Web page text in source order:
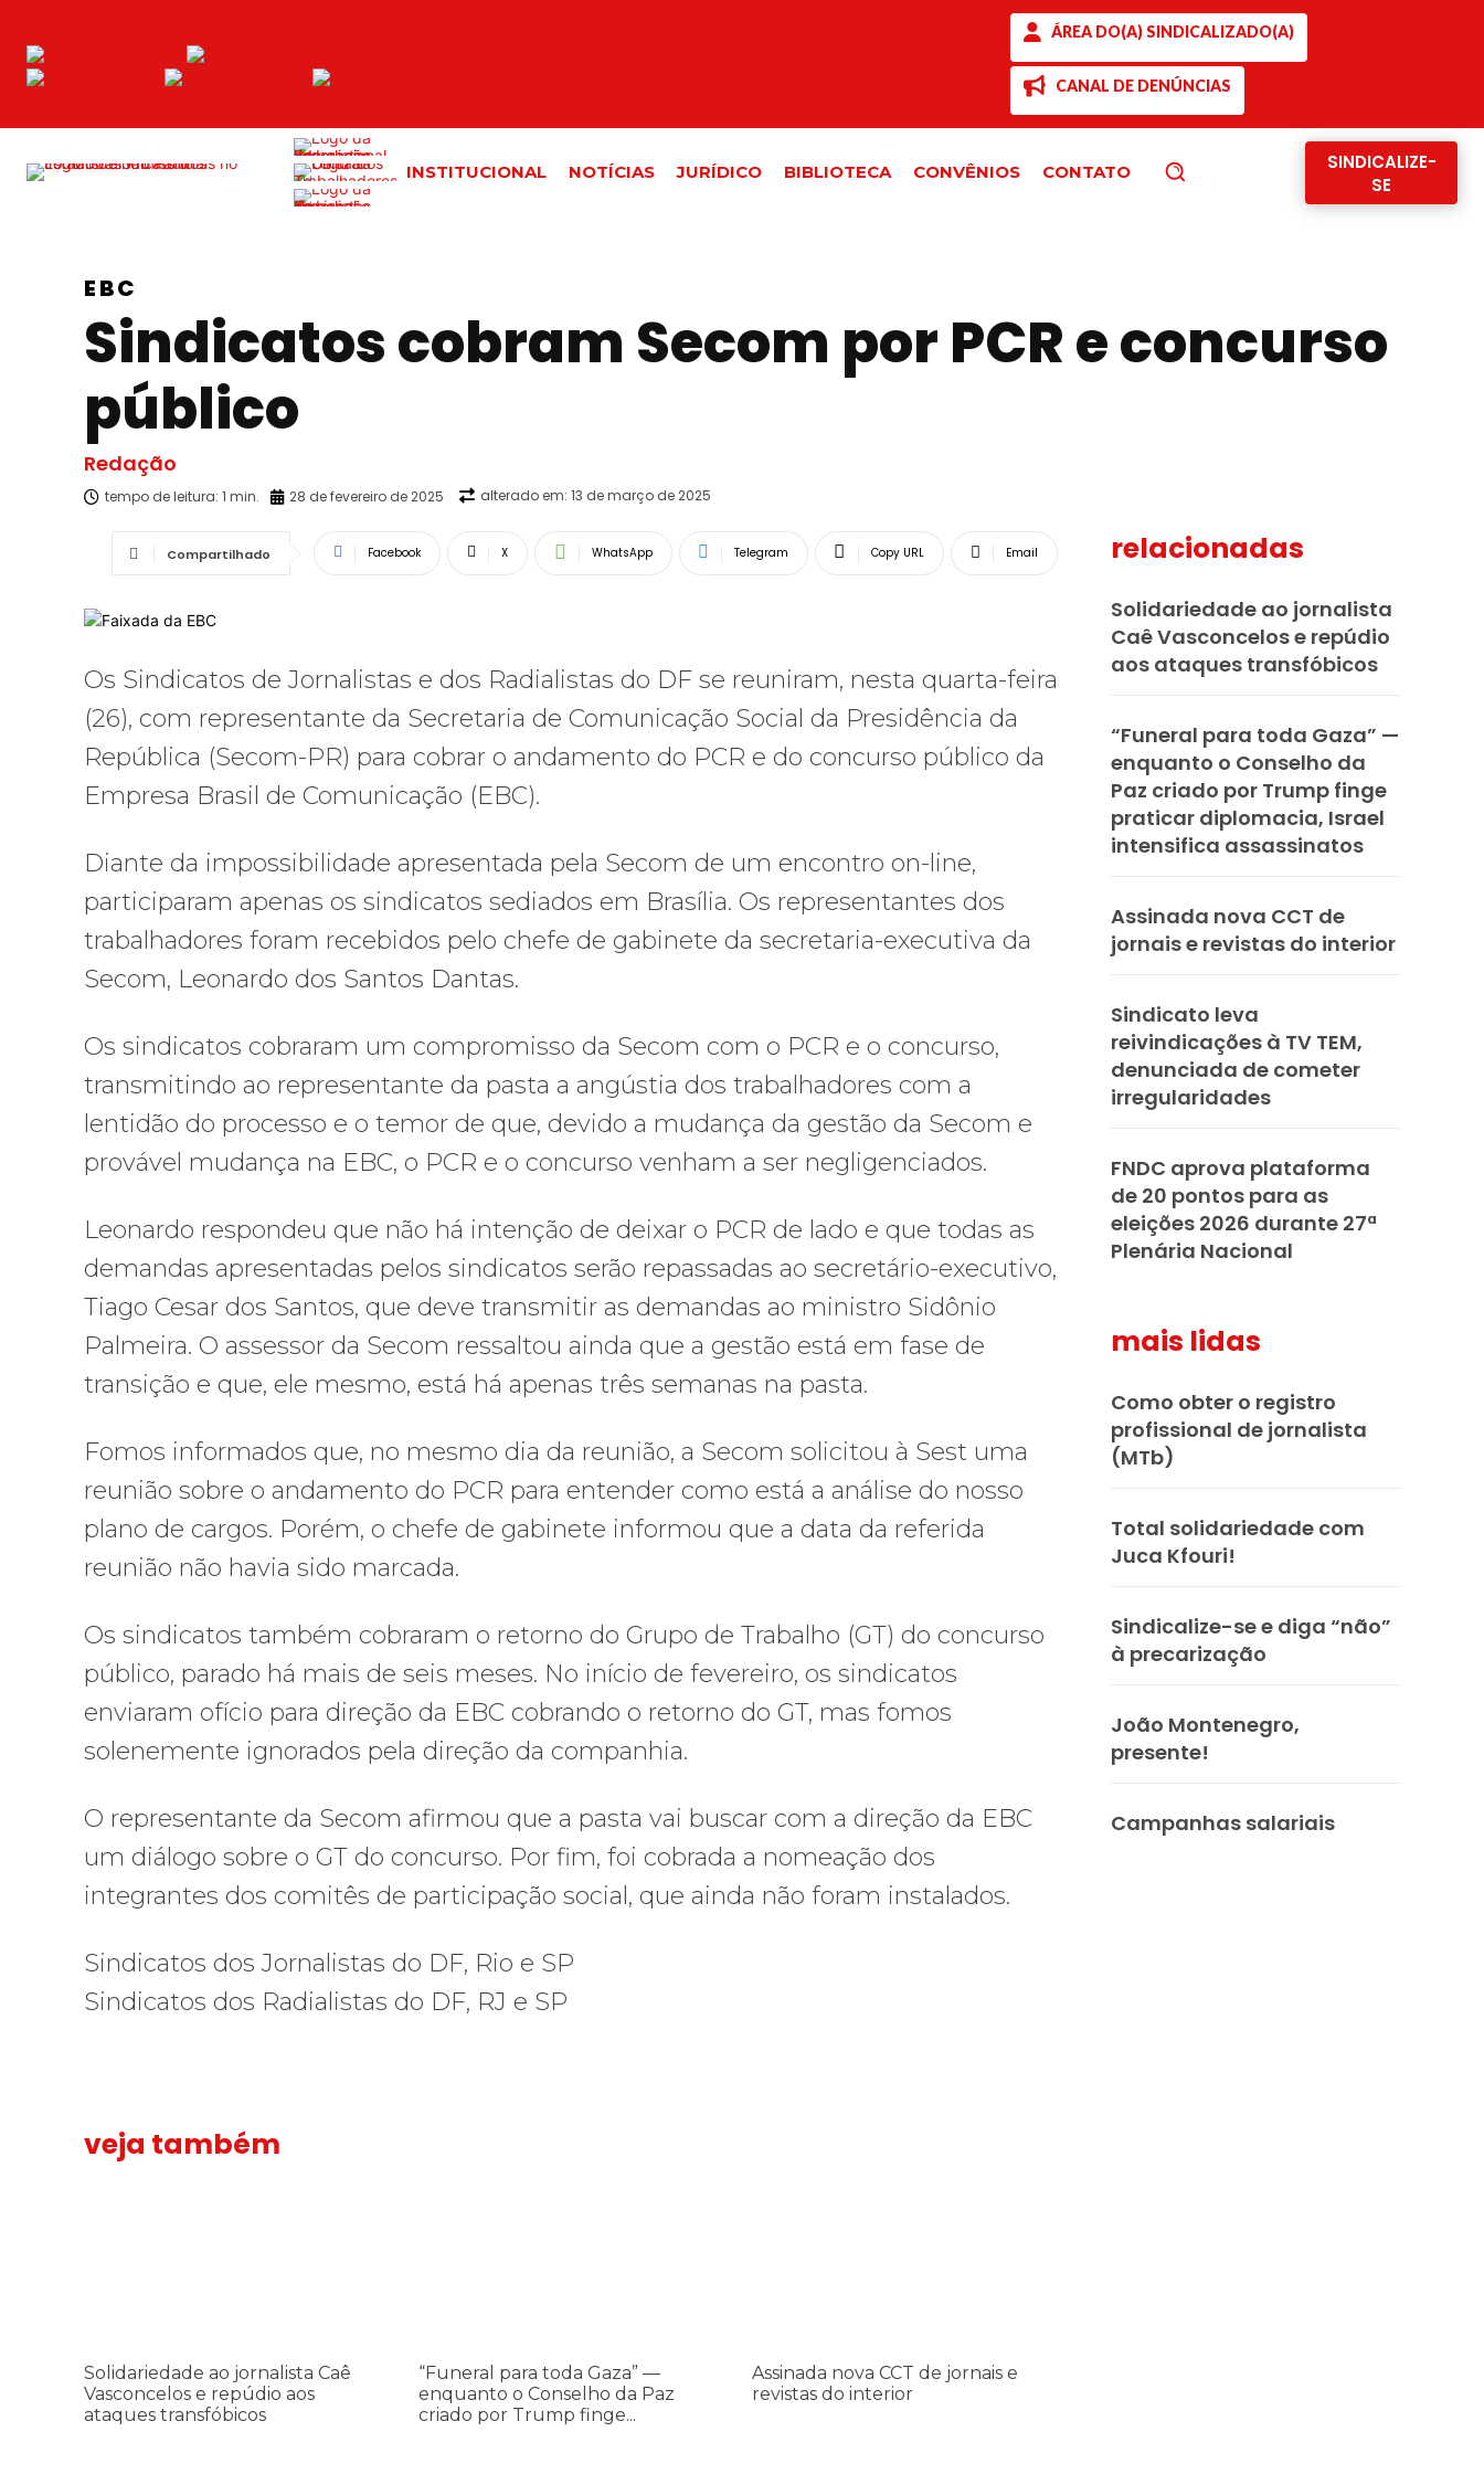
ÁREA DO(A) SINDICALIZADO(A)
CANAL DE DENÚNCIAS
INSTITUCIONAL NOTÍCIAS JURÍDICO BIBLIOTECA CONVÊNIOS CONTATO
SINDICALIZE-
SE
EBC
Sindicatos cobram Secom por PCR e concurso
público
Redação
tempo de leitura: 1 min. 28 de fevereiro de 2025 alterado em: 13 de março de 2025
Compartilhado Facebook X WhatsApp Telegram Copy URL Email
Os Sindicatos de Jornalistas e dos Radialistas do DF se reuniram, nesta quarta-feira
(26), com representante da Secretaria de Comunicação Social da Presidência da
República (Secom-PR) para cobrar o andamento do PCR e do concurso público da
Empresa Brasil de Comunicação (EBC).
Diante da impossibilidade apresentada pela Secom de um encontro on-line,
participaram apenas os sindicatos sediados em Brasília. Os representantes dos
trabalhadores foram recebidos pelo chefe de gabinete da secretaria-executiva da
Secom, Leonardo dos Santos Dantas.
Os sindicatos cobraram um compromisso da Secom com o PCR e o concurso,
transmitindo ao representante da pasta a angústia dos trabalhadores com a
lentidão do processo e o temor de que, devido a mudança da gestão da Secom e
provável mudança na EBC, o PCR e o concurso venham a ser negligenciados.
Leonardo respondeu que não há intenção de deixar o PCR de lado e que todas as
demandas apresentadas pelos sindicatos serão repassadas ao secretário-executivo,
Tiago Cesar dos Santos, que deve transmitir as demandas ao ministro Sidônio
Palmeira. O assessor da Secom ressaltou ainda que a gestão está em fase de
transição e que, ele mesmo, está há apenas três semanas na pasta.
Fomos informados que, no mesmo dia da reunião, a Secom solicitou à Sest uma
reunião sobre o andamento do PCR para entender como está a análise do nosso
plano de cargos. Porém, o chefe de gabinete informou que a data da referida
reunião não havia sido marcada.
Os sindicatos também cobraram o retorno do Grupo de Trabalho (GT) do concurso
público, parado há mais de seis meses. No início de fevereiro, os sindicatos
enviaram ofício para direção da EBC cobrando o retorno do GT, mas fomos
solenemente ignorados pela direção da companhia.
O representante da Secom afirmou que a pasta vai buscar com a direção da EBC
um diálogo sobre o GT do concurso. Por fim, foi cobrada a nomeação dos
integrantes dos comitês de participação social, que ainda não foram instalados.
Sindicatos dos Jornalistas do DF, Rio e SP
Sindicatos dos Radialistas do DF, RJ e SP
veja também
ataques
transfóbicos
Solidariedade ao jornalista Caê
Vasconcelos e repúdio aos
ataques transfóbicos
da
Paz
criado
“Funeral para toda Gaza” —
enquanto o Conselho da Paz
criado por Trump finge...
interior
Assinada nova CCT de jornais e
revistas do interior
relacionadas
Solidariedade ao jornalista
Caê Vasconcelos e repúdio
aos ataques transfóbicos
“Funeral para toda Gaza” —
enquanto o Conselho da
Paz criado por Trump finge
praticar diplomacia, Israel
intensifica assassinatos
Assinada nova CCT de
jornais e revistas do interior
Sindicato leva
reivindicações à TV TEM,
denunciada de cometer
irregularidades
FNDC aprova plataforma
de 20 pontos para as
eleições 2026 durante 27ª
Plenária Nacional
mais lidas
Como obter o registro
profissional de jornalista
(MTb)
Total solidariedade com
Juca Kfouri!
Sindicalize-se e diga “não”
à precarização
João Montenegro,
presente!
Campanhas salariais